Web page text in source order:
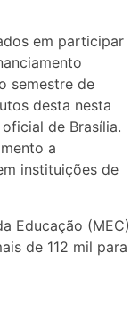
em participar
semestre de
desta nesta
de Brasília.
a
instituições de
Educação (MEC)
de 112 mil para